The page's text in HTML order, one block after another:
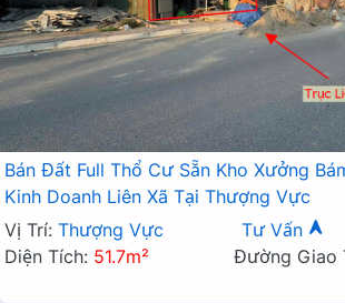
Bán Đất Full Thổ Cư Sẵn Kho Xưởng
Kinh Doanh Liên Xã Tại Thượng Vực
Vị Trí: Thượng Vực Tư Vấn
Diện Tích: 51.7m² Đường Giao